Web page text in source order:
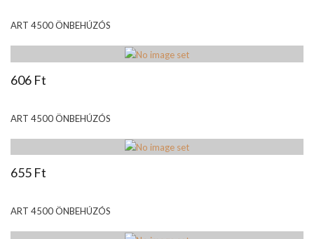
ART 4500 ÖNBEHÚZÓS
606 Ft
ART 4500 ÖNBEHÚZÓS
655 Ft
ART 4500 ÖNBEHÚZÓS